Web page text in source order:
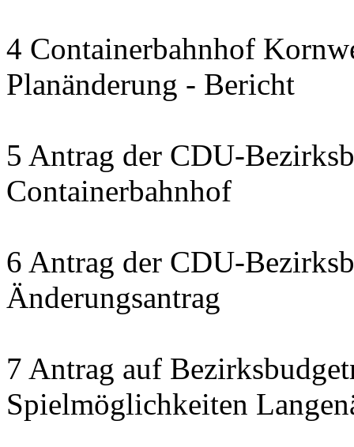
4 Containerbahnhof
Planänderung - Bericht
5 Antrag der CDU-
Containerbahnhof
6 Antrag der CDU-
Änderungsantrag
7 Antrag auf
Spielmöglichkeiten